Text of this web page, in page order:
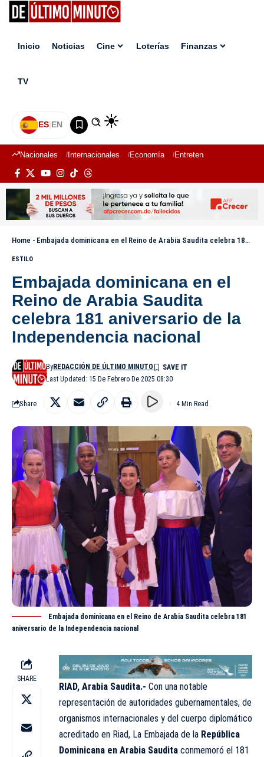
Inicio Noticias Cine Loterías Finanzas
TV
ES|EN
Nacionales Internacionales Economía Entretenimiento
Home - Embajada dominicana en el Reino de Arabia Saudita celebra 181 aniversario de la Independencia nacional
ESTILO
Embajada dominicana en el
Reino de Arabia Saudita
celebra 181 aniversario de la
Independencia nacional
Last Updated: 15 De Febrero De 2025 08:30
ByREDACCIÓN DE ÚLTIMO MINUTO
Share 4 Min Read
Embajada dominicana en el Reino de Arabia Saudita celebra 181
aniversario de la Independencia nacional
SHARE
RIAD, Arabia Saudita.- Con una notable
representación de autoridades gubernamentales, de
organismos internacionales y del cuerpo diplomático
acreditado en Riad, La Embajada de la República
Dominicana en Arabia Saudita conmemoró el 181